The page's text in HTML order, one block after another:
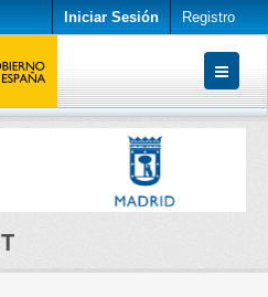
Iniciar Sesión Registro